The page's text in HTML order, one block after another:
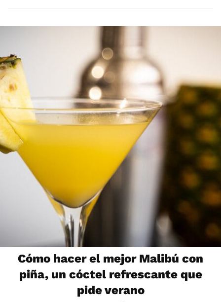
Cómo hacer el mejor Malibú con
piña, un cóctel refrescante que
pide verano